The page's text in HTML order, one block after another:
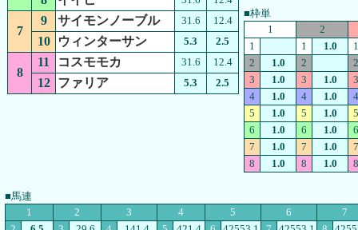
7
9 サイモンノーブル 31.6 12.4
10 ウィンターサン 5.3 2.5
8
11 コスモモカ 31.6 12.4
12 ファリア 5.3 2.5
■枠単
1
2
1
1 1.0
1
2
1.0 2
2
3
1.0 3 1.0
3
4
1.0 4 1.0
4
5
1.0 5 1.0
5
6
1.0 6 1.0
6
7
1.0 7 1.0
7
8
1.0 8 1.0 8
■馬連
1
2 3 4 5 6
7